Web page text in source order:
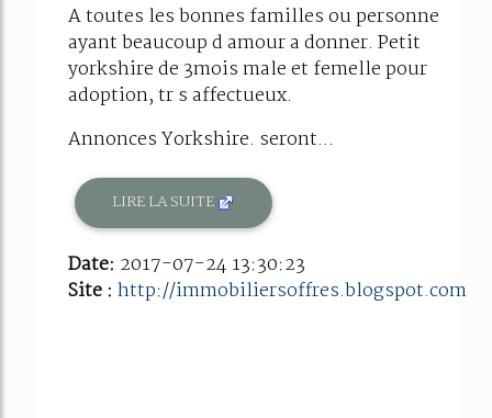
A toutes les bonnes familles ou personne
ayant beaucoup d amour a donner. Petit
yorkshire de 3mois male et femelle pour
adoption, tr s affectueux.
Annonces Yorkshire. seront...
LIRE LA SUITE
Date: 2017-07-24 13:30:23
Site : http://immobiliersoffres.blogspot.com